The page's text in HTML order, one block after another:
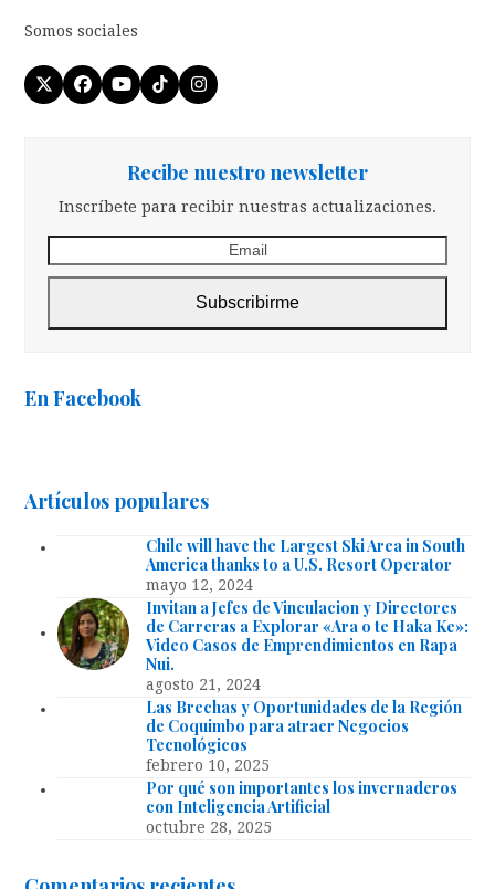
Somos sociales
Twitter
(deprecated)
Facebook
YouTube
TiktokInstagram
Recibe nuestro newsletter
Inscríbete para recibir nuestras actualizaciones.
Subscribirme
En Facebook
Artículos populares
Chile will have the Largest Ski Area in South
America thanks to a U.S. Resort Operator
mayo 12, 2024
Invitan a Jefes de Vinculacion y Directores
de Carreras a Explorar «Ara o te Haka Ke»:
Video Casos de Emprendimientos en Rapa
Nui.
agosto 21, 2024
Las Brechas y Oportunidades de la Región
de Coquimbo para atraer Negocios
Tecnológicos
febrero 10, 2025
Por qué son importantes los invernaderos
con Inteligencia Artificial
octubre 28, 2025